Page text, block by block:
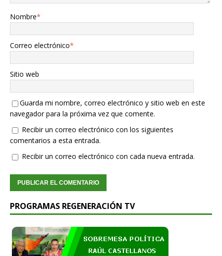
Nombre*
Correo electrónico*
Sitio web
Guarda mi nombre, correo electrónico y sitio web en este
navegador para la próxima vez que comente.
Recibir un correo electrónico con los siguientes
comentarios a esta entrada.
Recibir un correo electrónico con cada nueva entrada.
PROGRAMAS REGENERACIÓN TV